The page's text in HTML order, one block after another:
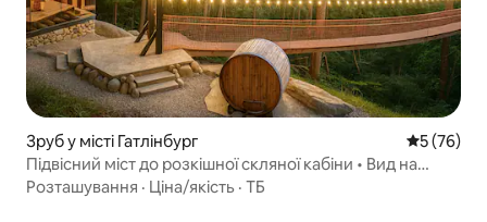
Зруб у місті Гатлінбург Середня
5 (76)
Підвісний міст до розкішної скляної кабіни • Вид на
LeConte
Розташування · Ціна/якість · ТБ